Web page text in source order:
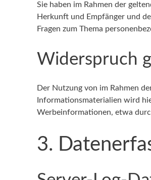
Sie haben im Rahmen der
Herkunft und Empfänger und
Fragen zum Thema
Widerspruch
Der Nutzung von im Rahmen
Informationsmaterialien wird
Werbeinformationen, etwa
3.